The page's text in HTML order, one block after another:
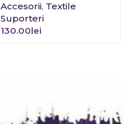
Accesorii, Textile
Suporteri
130.00lei